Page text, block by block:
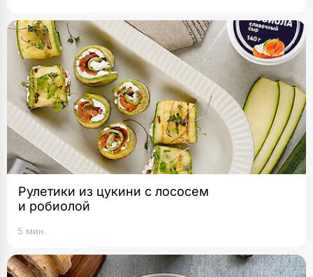
Рулетики из цукини с лососем
и робиолой
5 мин.